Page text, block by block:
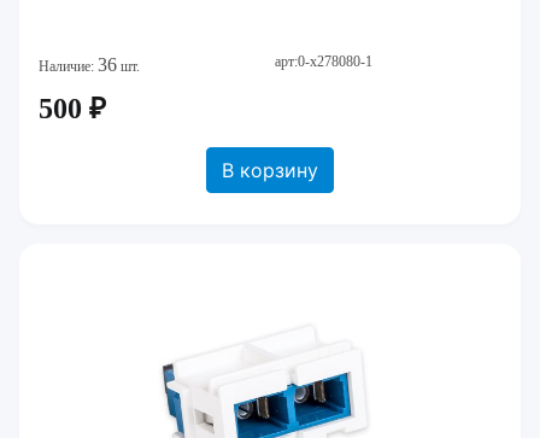
Наличие: 36 шт. арт:0-x278080-1
500 ₽
В корзину